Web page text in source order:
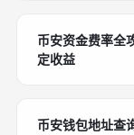
币安资金费率全
定收益
币安钱包地址查